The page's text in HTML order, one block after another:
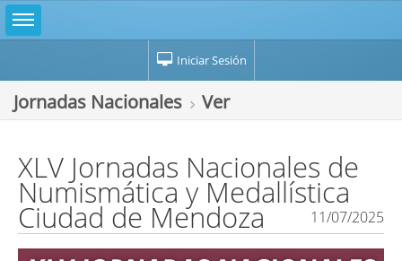
Iniciar Sesión
Jornadas Nacionales Ver
XLV Jornadas Nacionales de
Numismática y Medallística
Ciudad de Mendoza 11/07/2025